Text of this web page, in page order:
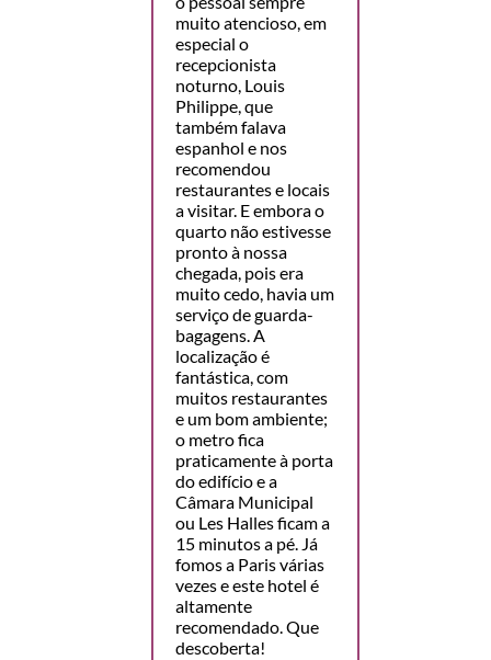
muito atencioso, em
especial o
recepcionista
noturno, Louis
Philippe, que
também falava
espanhol e nos
recomendou
restaurantes e locais
a visitar. E embora o
quarto não estivesse
pronto à nossa
chegada, pois era
muito cedo, havia um
serviço de guarda-
bagagens. A
localização é
fantástica, com
muitos restaurantes
e um bom ambiente;
o metro fica
praticamente à porta
do edifício e a
Câmara Municipal
ou Les Halles ficam a
15 minutos a pé. Já
fomos a Paris várias
vezes e este hotel é
altamente
recomendado. Que
descoberta!